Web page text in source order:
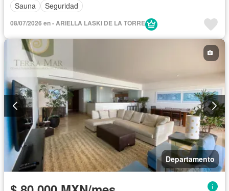
Sauna
Seguridad
08/07/2026 en - ARIELLA LASKI DE LA TORRE
Departamento